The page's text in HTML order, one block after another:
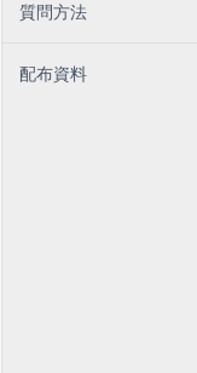
質問方法
配布資料